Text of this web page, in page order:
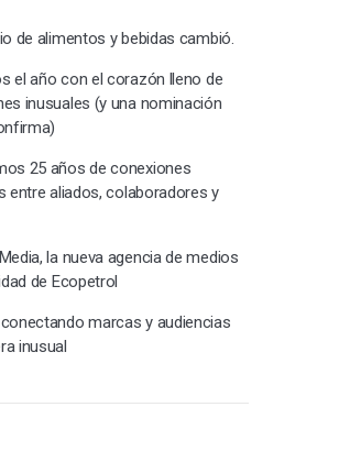
de alimentos y bebidas cambió.
el año con el corazón lleno de
inusuales (y una nominación
25 años de conexiones
entre aliados, colaboradores y
la nueva agencia de medios
de Ecopetrol
marcas y audiencias
inusual